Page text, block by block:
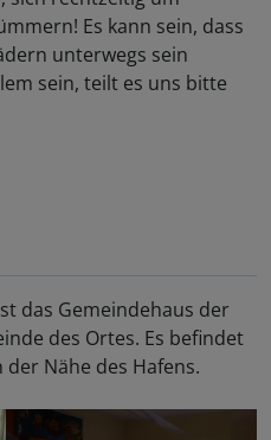
Es kann sein, dass
unterwegs sein
sein, teilt es uns bitte
das Gemeindehaus der
des Ortes. Es befindet
Nähe des Hafens.